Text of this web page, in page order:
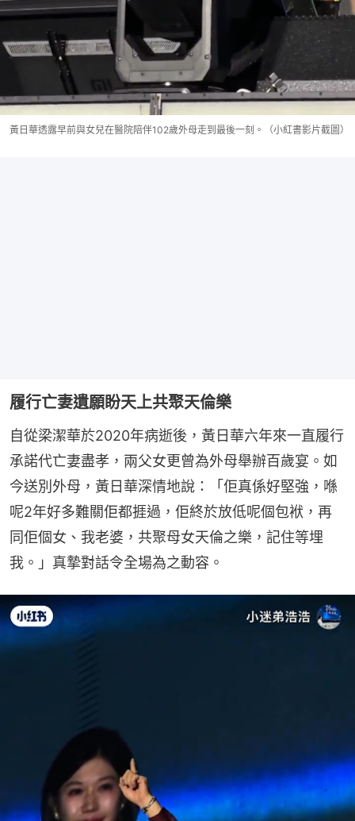
黃日華透露早前與女兒在醫院陪伴102歲外母走到最後一刻。（小紅書影片截圖）
履行亡妻遺願盼天上共聚天倫樂
自從梁潔華於2020年病逝後，黃日華六年來一直履行
承諾代亡妻盡孝，兩父女更曾為外母舉辦百歲宴。如
今送別外母，黃日華深情地說：「佢真係好堅強，喺
呢2年好多難關佢都捱過，佢終於放低呢個包袱，再
同佢個女、我老婆，共聚母女天倫之樂，記住等埋
我。」真摯對話令全場為之動容。